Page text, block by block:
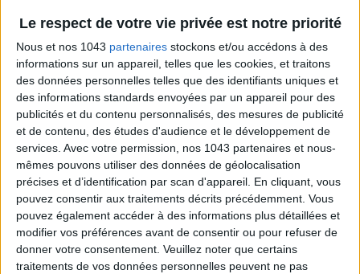
Le respect de votre vie privée est notre priorité
Nous et nos 1043 partenaires stockons et/ou accédons à des
informations sur un appareil, telles que les cookies, et traitons
des données personnelles telles que des identifiants uniques et
des informations standards envoyées par un appareil pour des
publicités et du contenu personnalisés, des mesures de publicité
et de contenu, des études d'audience et le développement de
services. Avec votre permission, nos 1043 partenaires et nous-
mêmes pouvons utiliser des données de géolocalisation
précises et d’identification par scan d'appareil. En cliquant, vous
pouvez consentir aux traitements décrits précédemment. Vous
pouvez également accéder à des informations plus détaillées et
modifier vos préférences avant de consentir ou pour refuser de
donner votre consentement. Veuillez noter que certains
traitements de vos données personnelles peuvent ne pas
LES SPF 50 QUI DONNENT ENVIE DE SE TARTINER